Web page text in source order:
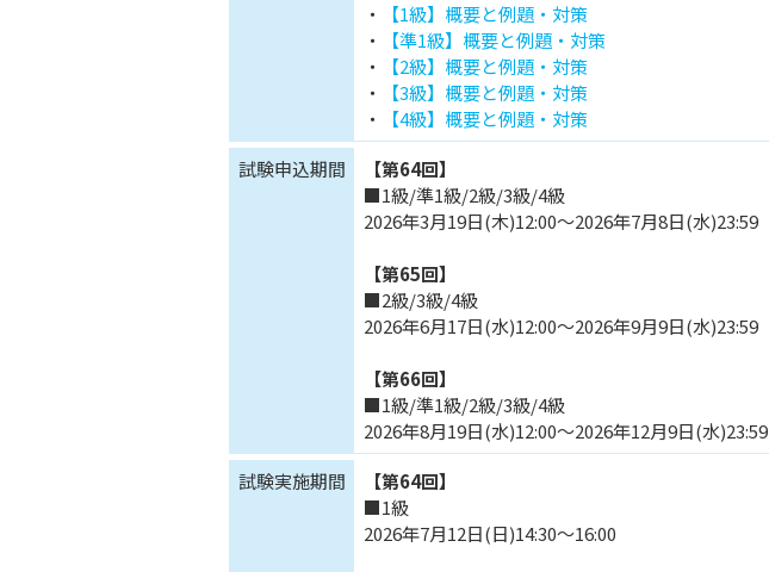
・
【1級】概要と例題・対策
・
【準1級】概要と例題・対策
・
【2級】概要と例題・対策
・
【3級】概要と例題・対策
・
【4級】概要と例題・対策
試験申込期間
【第64回】
■1級/準1級/2級/3級/4級
2026年3月19日(木)12:00～2026年7月8日(水)23:59
【第65回】
■2級/3級/4級
2026年6月17日(水)12:00～2026年9月9日(水)23:59
【第66回】
■1級/準1級/2級/3級/4級
2026年8月19日(水)12:00～2026年12月9日(水)23:59
試験実施期間
【第64回】
■1級
2026年7月12日(日)14:30～16:00